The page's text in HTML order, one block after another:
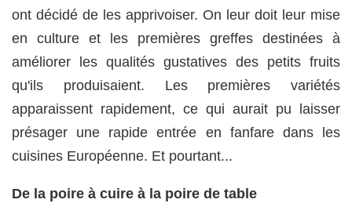
ont décidé de les apprivoiser. On leur doit leur mise
en culture et les premières greffes destinées à
améliorer les qualités gustatives des petits fruits
qu'ils produisaient. Les premières variétés
apparaissent rapidement, ce qui aurait pu laisser
présager une rapide entrée en fanfare dans les
cuisines Européenne. Et pourtant...
De la poire à cuire à la poire de table